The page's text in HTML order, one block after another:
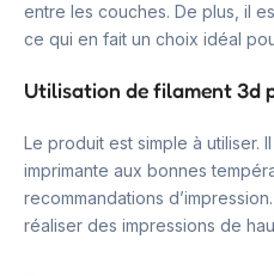
entre les couches. De plus, il
ce qui en fait un choix idéal
Utilisation de filament 3d
Le produit est simple à utiliser.
imprimante aux bonnes
recommandations
réaliser des impressions de